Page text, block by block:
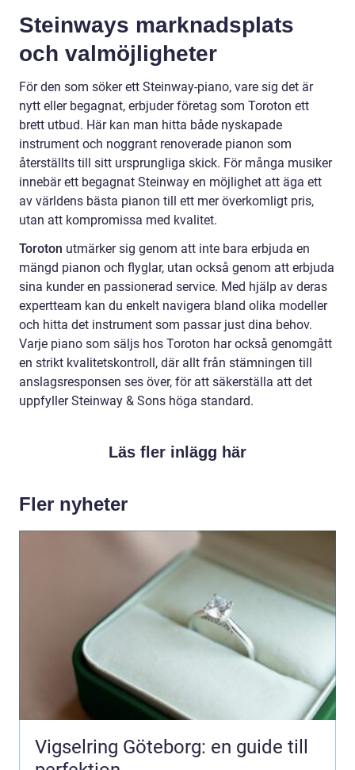
Steinways marknadsplats
och valmöjligheter
För den som söker ett Steinway-piano, vare sig det är
nytt eller begagnat, erbjuder företag som Toroton ett
brett utbud. Här kan man hitta både nyskapade
instrument och noggrant renoverade pianon som
återställts till sitt ursprungliga skick. För många musiker
innebär ett begagnat Steinway en möjlighet att äga ett
av världens bästa pianon till ett mer överkomligt pris,
utan att kompromissa med kvalitet.
Toroton utmärker sig genom att inte bara erbjuda en
mängd pianon och flyglar, utan också genom att erbjuda
sina kunder en passionerad service. Med hjälp av deras
expertteam kan du enkelt navigera bland olika modeller
och hitta det instrument som passar just dina behov.
Varje piano som säljs hos Toroton har också genomgått
en strikt kvalitetskontroll, där allt från stämningen till
anslagsresponsen ses över, för att säkerställa att det
uppfyller Steinway & Sons höga standard.
Läs fler inlägg här
Fler nyheter
Vigselring Göteborg: en guide till